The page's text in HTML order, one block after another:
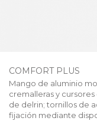
COMFORT PLUS
Mango de aluminio
cremalleras y
de delrin; tornillos de
fijación mediante